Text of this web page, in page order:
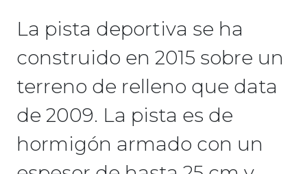
La pista deportiva se ha
construido en 2015 sobre un
terreno de relleno que data
de 2009. La pista es de
hormigón armado con un